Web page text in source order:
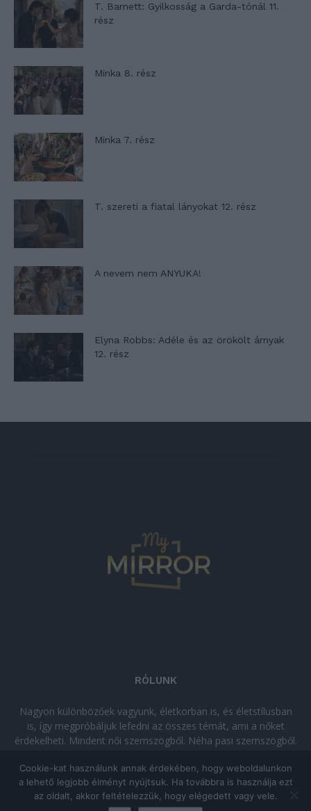
T. Barnett: Gyilkosság a Garda-tónál 11.
rész
Minka 8. rész
Minka 7. rész
T. szereti a fiatal lányokat 12. rész
A nevem nem ANYUKA!
Elyna Robbs: Adéle és az örökölt árnyak
12. rész
RÓLUNK
Nagyon különbözőek vagyunk, életkorban is, és életstílusban
is, így megpróbáljuk lefedni az összes témát, ami a nőket
érdekelheti. Mindent női szemszögből. Néha pasi szemszögből.
kikapcsolódásra vágysz!
© Copyright 2026 - mymirror.huADATKEZELÉSI TÁJÉKOZTATÓ
Cookie-kat használunk annak érdekében, hogy weboldalunkon
a lehető legjobb élményt nyújtsuk. Ha továbbra is használja ezt
az oldalt, akkor feltételezzük, hogy elégedett vagy vele.